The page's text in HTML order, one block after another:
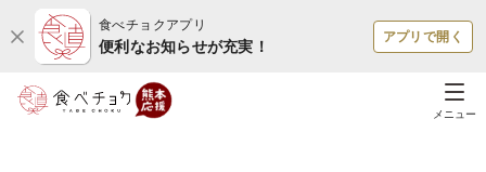
食べチョクアプリ
便利なお知らせが充実！
アプリで開く
メニュー